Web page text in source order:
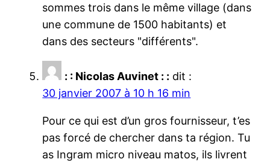
sommes trois dans le même village (dans
une commune de 1500 habitants) et
dans des secteurs "différents".
: : Nicolas Auvinet : : dit :
30 janvier 2007 à 10 h 16 min
Pour ce qui est d’un gros fournisseur, t’es
pas forcé de chercher dans ta région. Tu
as Ingram micro niveau matos, ils livrent